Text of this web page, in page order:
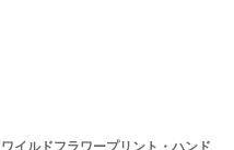
ワイルドフラワープリント・ハンド